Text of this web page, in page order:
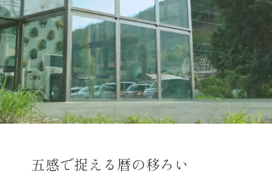
五感で捉える暦の移ろい